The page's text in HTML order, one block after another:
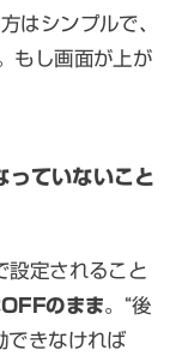
はシンプルで、
もし画面が上が
っていないこと
設定されること
のまま。“後
できなければ